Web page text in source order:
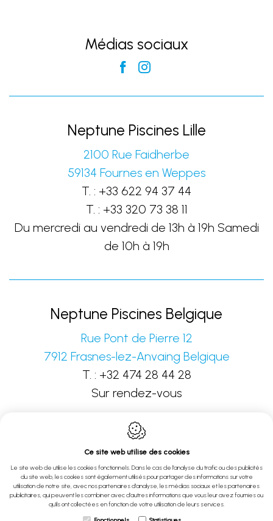
Médias sociaux
Neptune Piscines Lille
2100 Rue Faidherbe
59134 Fournes en Weppes
T. : +33 622 94 37 44
T. : +33 320 73 38 11
Du mercredi au vendredi de 13h à 19h Samedi
de 10h à 19h
Neptune Piscines Belgique
Rue Pont de Pierre 12
7912 Frasnes-lez-Anvaing Belgique
T. : +32 474 28 44 28
Sur rendez-vous
Webdesign by IDcreation 2022
Politique en matière de cookies
Ce site web utilise des cookies
Le site web de utilise les cookies fonctionnels. Dans le cas de l'analyse du trafic ou des publicités
du site web, les cookies sont également utilisés pour partager des informations sur votre
utilisation de notre site, avec nos partenaires d'analyse, les médias sociaux et les partenaires
publicitaires, qui peuvent les combiner avec d'autres informations que vous leur avez fournies ou
qu'ils ont collectées en fonction de votre utilisation de leurs services.